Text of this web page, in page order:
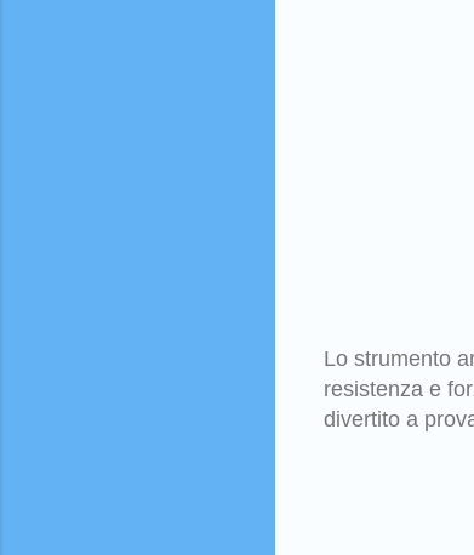
Lo strumento
resistenza e
divertito a